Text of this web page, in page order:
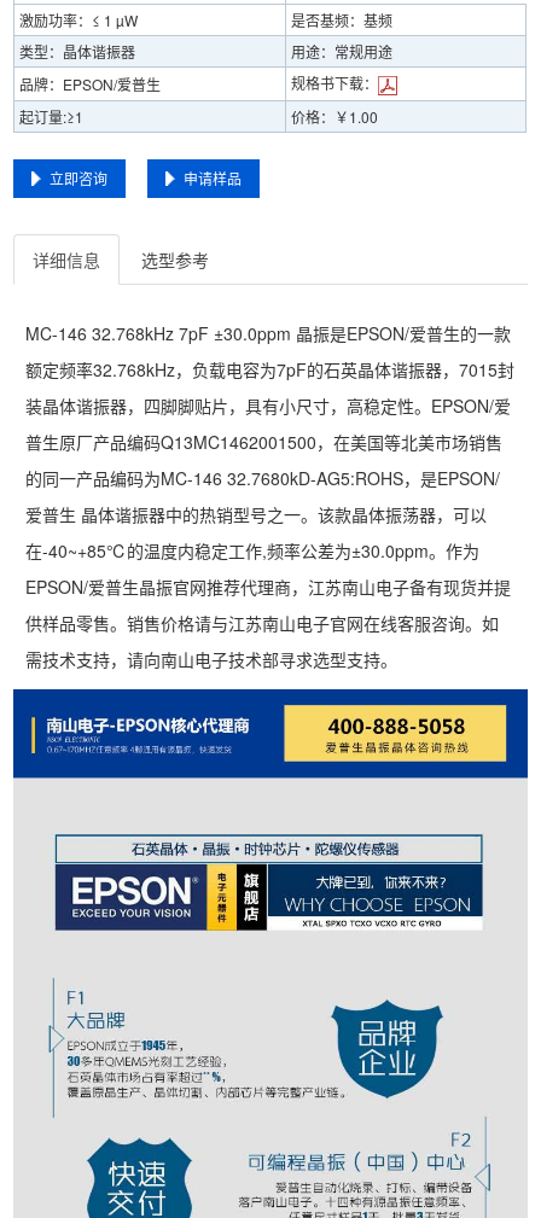
激励功率：≤ 1 µW
是否基频：基频
类型：晶体谐振器
用途：常规用途
品牌：EPSON/爱普生
规格书下载：
起订量:≥1
价格：￥1.00
立即咨询 申请样品
详细信息 选型参考
MC-146 32.768kHz 7pF ±30.0ppm 晶振是EPSON/爱普生的一款
额定频率32.768kHz，负载电容为7pF的石英晶体谐振器，7015封
装晶体谐振器，四脚脚贴片，具有小尺寸，高稳定性。EPSON/爱
普生原厂产品编码Q13MC1462001500，在美国等北美市场销售
的同一产品编码为MC-146 32.7680kD-AG5:ROHS，是EPSON/
爱普生 晶体谐振器中的热销型号之一。该款晶体振荡器，可以
在-40~+85℃的温度内稳定工作,频率公差为±30.0ppm。作为
EPSON/爱普生晶振官网推荐代理商，江苏南山电子备有现货并提
供样品零售。销售价格请与江苏南山电子官网在线客服咨询。如
需技术支持，请向南山电子技术部寻求选型支持。